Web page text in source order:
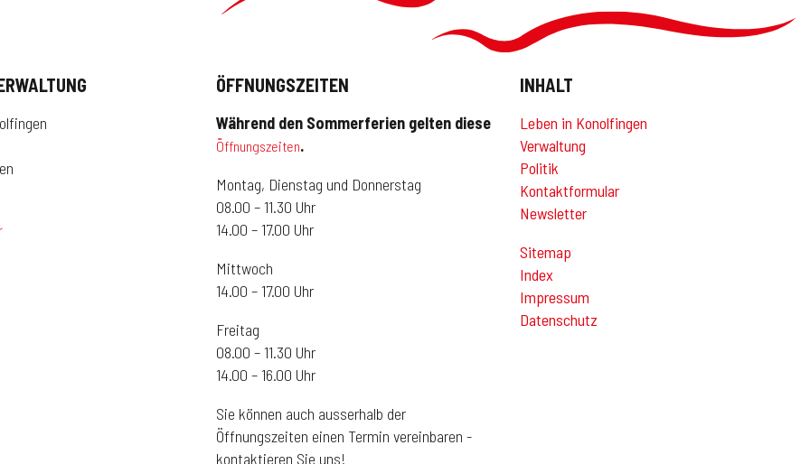
ÖFFNUNGSZEITEN
Während den Sommerferien gelten diese
Öffnungszeiten.
Montag, Dienstag und Donnerstag
08.00 – 11.30 Uhr
14.00 – 17.00 Uhr
Mittwoch
14.00 – 17.00 Uhr
Freitag
08.00 – 11.30 Uhr
14.00 – 16.00 Uhr
Sie können auch ausserhalb der
Öffnungszeiten einen Termin vereinbaren -
kontaktieren Sie uns!
INHALT
Leben in Konolfingen
Verwaltung
Politik
Kontaktformular
Newsletter
Sitemap
Index
Impressum
Datenschutz